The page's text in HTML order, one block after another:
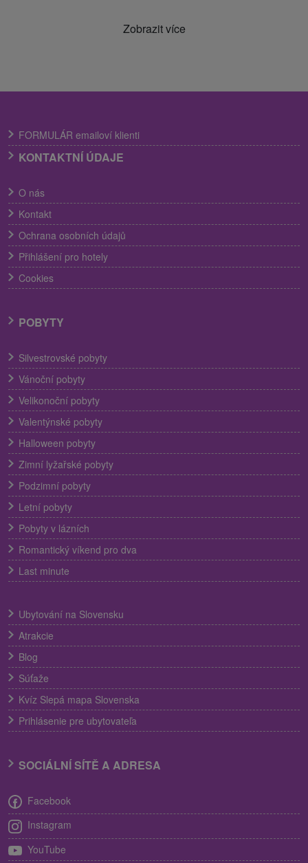
Zobrazit více
FORMULÁR emailoví klienti
KONTAKTNÍ ÚDAJE
O nás
Kontakt
Ochrana osobních údajů
Přihlášení pro hotely
Cookies
POBYTY
Silvestrovské pobyty
Vánoční pobyty
Velikonoční pobyty
Valentýnské pobyty
Halloween pobyty
Zimní lyžařské pobyty
Podzimní pobyty
Letní pobyty
Pobyty v lázních
Romantický víkend pro dva
Last minute
Ubytování na Slovensku
Atrakcie
Blog
Súťaže
Kvíz Slepá mapa Slovenska
Prihlásenie pre ubytovateľa
SOCIÁLNÍ SÍTĚ A ADRESA
Facebook
Instagram
YouTube